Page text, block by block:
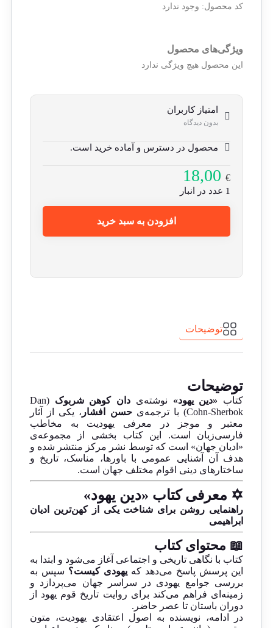
کد محصول: وجود ندارد
ویژگی‌های محصول
این محصول هیچ ویژگی ندارد
امتیاز کاربران
بدون دیدگاه
محصول در دسترس و آماده خرید است.
18,00€
1 عدد در انبار
افزودن به سبد خرید
توضیحات
توضیحات
کتاب «دین یهود» نوشته‌ی دان کوهن شربوک
(Dan
Cohn-Sherbok) با ترجمه‌ی
حسن افشار ، یکی از آثار
معتبر و موجز در معرفی یهودیت به مخاطب
فارسی‌زبان است. این کتاب بخشی از مجموعه‌ی
«ادیان جهان» است که توسط نشر مرکز منتشر شده و
هدف آن آشنایی عمومی با باورها، مناسک، تاریخ و
ساختارهای دینی اقوام مختلف جهان است.
✡️ معرفی کتاب «دین یهود»
راهنمایی روشن برای شناخت یکی از کهن‌ترین ادیان
ابراهیمی
📖 محتوای کتاب
کتاب با نگاهی تاریخی و اجتماعی آغاز می‌شود و ابتدا به
این پرسش پاسخ می‌دهد که یهودی کیست؟ سپس به
بررسی جوامع یهودی در سراسر جهان می‌پردازد و
زمینه‌ای فراهم می‌کند برای روایت تاریخ قوم یهود از
دوران باستان تا عصر حاضر.
در ادامه، نویسنده به اصول اعتقادی یهودیت، متون